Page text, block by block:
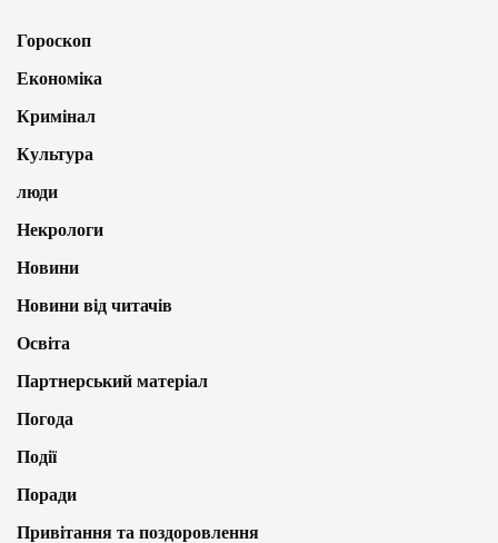
Гороскоп
Економіка
Кримінал
Культура
люди
Некрологи
Новини
Новини від читачів
Освіта
Партнерський матеріал
Погода
Події
Поради
Привітання та поздоровлення